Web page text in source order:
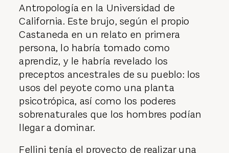
Antropología en la Universidad de
California. Este brujo, según el propio
Castaneda en un relato en primera
persona, lo habría tomado como
aprendiz, y le habría revelado los
preceptos ancestrales de su pueblo: los
usos del peyote como una planta
psicotrópica, así como los poderes
sobrenaturales que los hombres podían
llegar a dominar.
Fellini tenía el proyecto de realizar una